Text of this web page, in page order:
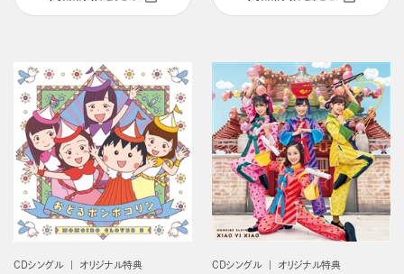
CDシングル オリジナル特典 CDシングル オリジナル特典